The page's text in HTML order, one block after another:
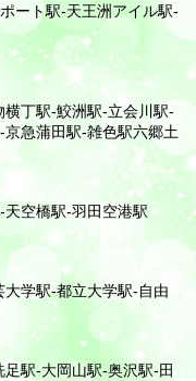
ート駅-天王洲アイル駅-
丁駅-鮫洲駅-立会川駅-
急蒲田駅-雑色駅六郷土
空橋駅-羽田空港駅
学駅-都立大学駅-自由
駅-大岡山駅-奥沢駅-田